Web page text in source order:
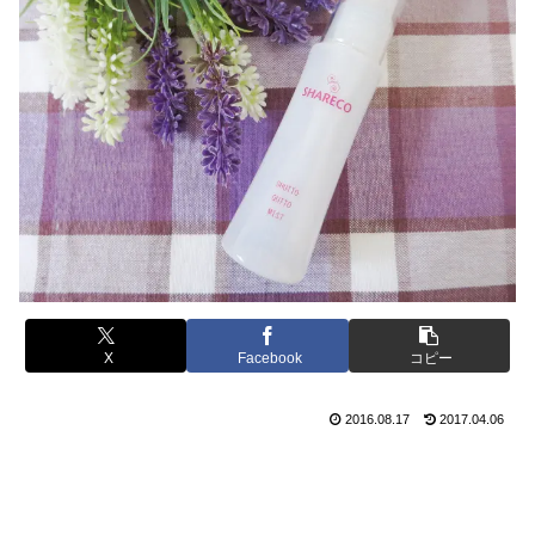
X Facebook コピー
2016.08.17 2017.04.06